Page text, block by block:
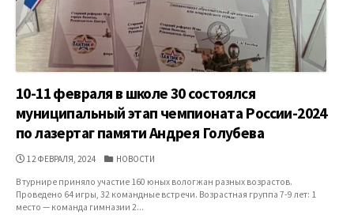
10-11 февраля в школе 30 состоялся
муниципальный этап чемпионата России-2024
по лазертаг памяти Андрея Голубева
ДАТА
12 ФЕВРАЛЯ, 2024 КАТЕГОРИИ
НОВОСТИ
В турнире приняло участие 160 юных вологжан разных возрастов.
Проведено 64 игры, 32 командные встречи. Возрастная группа 7-9 лет: 1
место — команда гимназии 2...